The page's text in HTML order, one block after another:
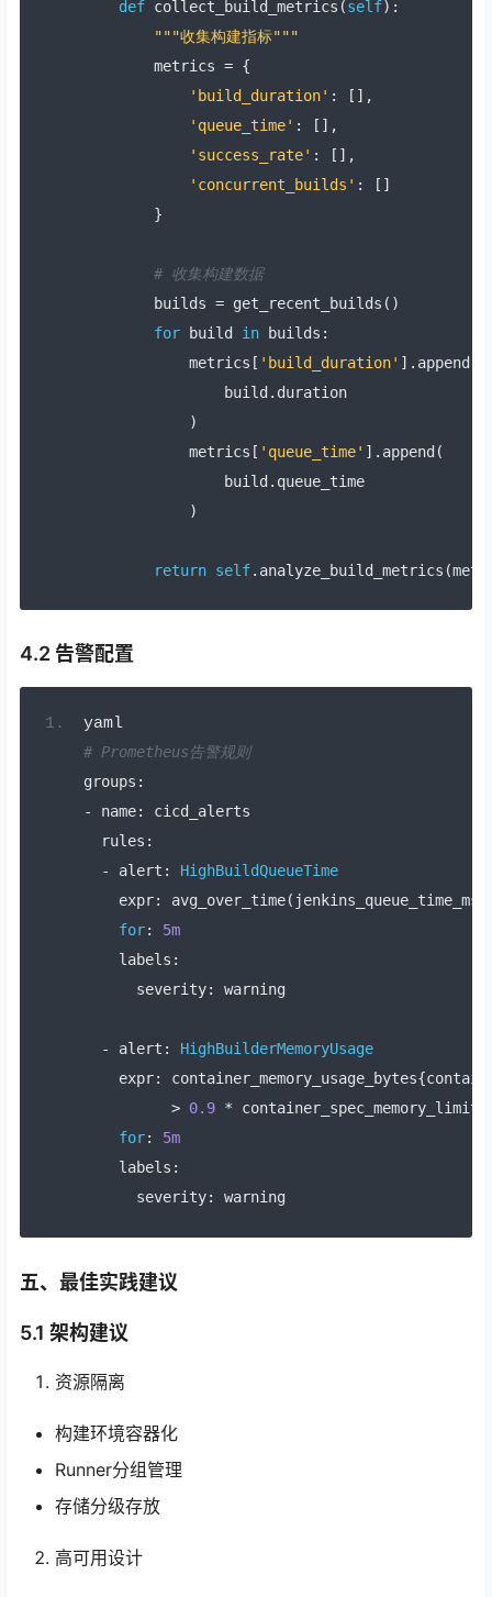
def collect_build_metrics (self):
"""收集构建指标"""
        metrics
= {
'build_duration' :
[],
'queue_time' :
[],
'success_rate' :
[],
'concurrent_builds' :
[]
}
# 收集构建数据
        builds
= get_recent_builds ()
for build in builds :
            metrics
[ 'build_duration' ]. append
                build
. duration
)
            metrics
[ 'queue_time' ]. append (
                build
. queue_time
)
return self. analyze_build_metrics (
4.2 告警配置
yaml
# Prometheus告警规则
groups :
- name:
cicd_alerts
  rules
:
- alert :
HighBuildQueueTime
    expr
: avg_over_time( jenkins_queue_time_ms
for:
5m
    labels
:
      severity
: warning
- alert :
HighBuilderMemoryUsage
    expr
: container_memory_usage_bytes{
> 0.9 *
for:
5m
    labels
:
      severity
: warning
五、最佳实践建议
5.1 架构建议
资源隔离
构建环境容器化
Runner分组管理
存储分级存放
高可用设计